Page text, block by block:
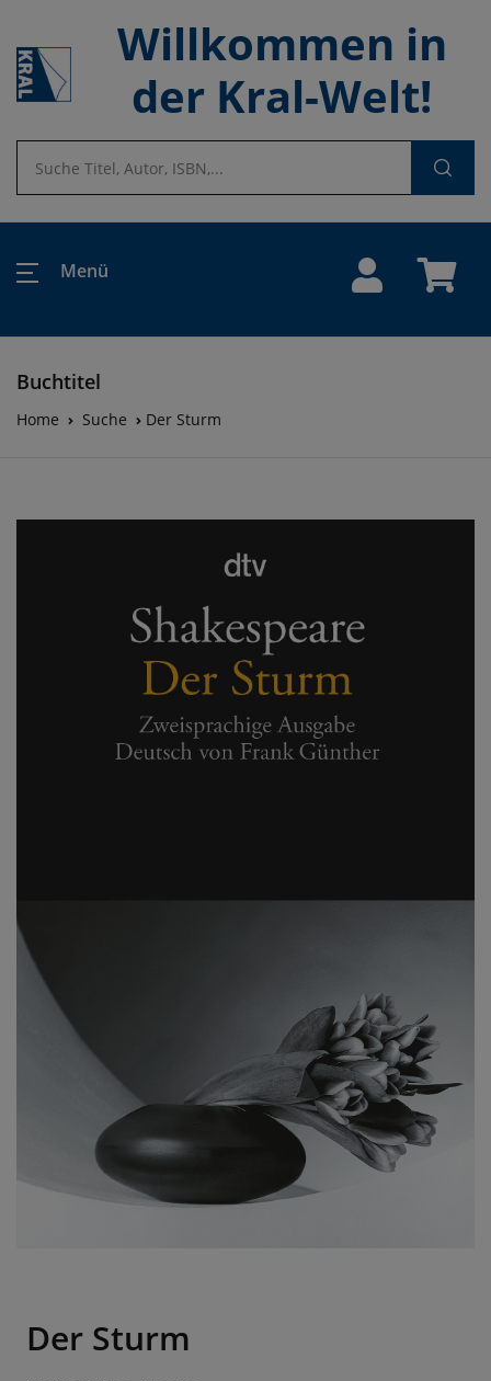
Willkommen in
der Kral-Welt!
Menü
Buchtitel
Home Suche Der Sturm
Der Sturm